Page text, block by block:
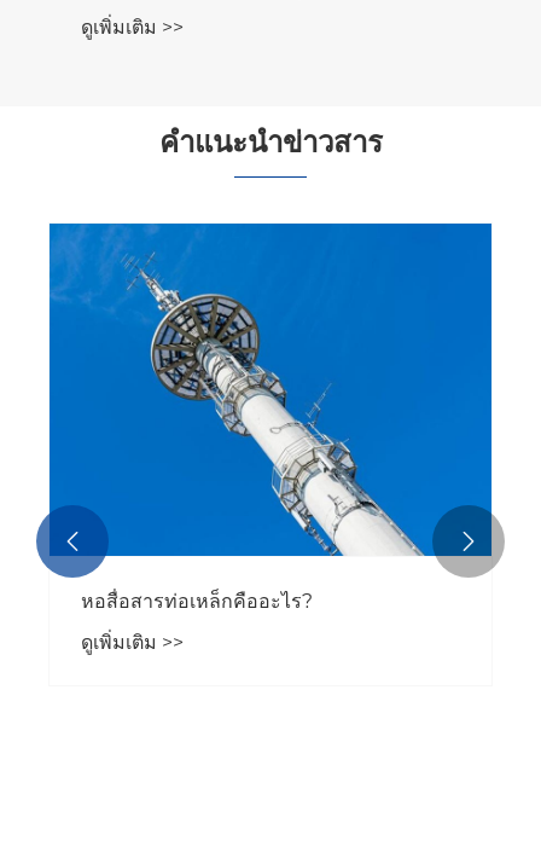
ดูเพิ่มเติม >>
คำแนะนำข่าวสาร
หอสื่อสารท่อเหล็กคืออะไร?
ดูเพิ่มเติม >>
 